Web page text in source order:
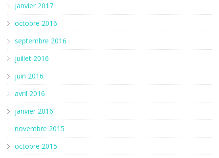
janvier 2017
octobre 2016
septembre 2016
juillet 2016
juin 2016
avril 2016
janvier 2016
novembre 2015
octobre 2015